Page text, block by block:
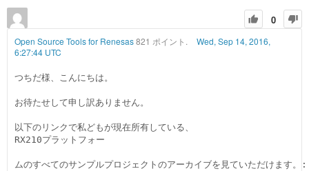
0
Open Source Tools for Renesas821 ポイント.
Wed, Sep 14, 2016,
6:27:44 UTC
つちだ様、こんにちは。
お待たせして申し訳ありません。
以下のリンクで私どもが現在所有している、
RX210プラットフォー
ムのすべてのサンプルプロジェクトのアーカイブを見ていただけます。: